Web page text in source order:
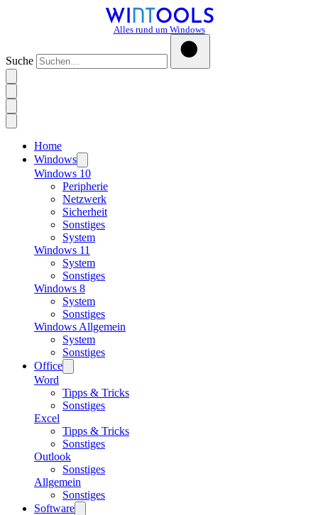
Alles rund um Windows
Suche
Home
Windows
Windows 10
Peripherie
Netzwerk
Sicherheit
Sonstiges
System
Windows 11
System
Sonstiges
Windows 8
System
Sonstiges
Windows Allgemein
System
Sonstiges
Office
Word
Tipps & Tricks
Sonstiges
Excel
Tipps & Tricks
Sonstiges
Outlook
Sonstiges
Allgemein
Sonstiges
Software